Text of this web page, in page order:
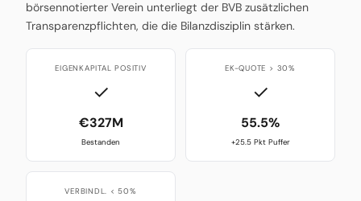
börsennotierter Verein unterliegt der BVB zusätzlichen
Transparenzpflichten, die die Bilanzdisziplin stärken.
EIGENKAPITAL POSITIV
✓
€327M
Bestanden
EK-QUOTE > 30%
✓
55.5%
+25.5 Pkt Puffer
VERBINDL. < 50%